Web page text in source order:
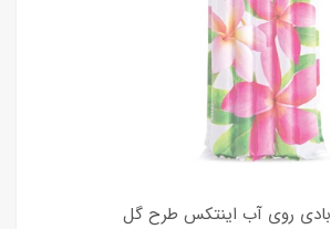
روی آب اینتکس طرح گل